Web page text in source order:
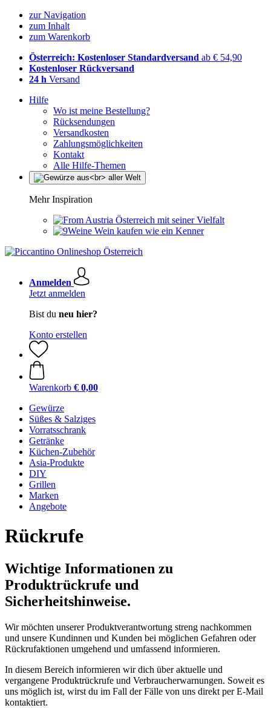
zur Navigation
zum Inhalt
zum Warenkorb
Österreich: Kostenloser Standardversand ab € 54,90
Kostenloser Rückversand
24 h Versand
Hilfe
Wo ist meine Bestellung?
Rücksendungen
Versandkosten
Zahlungsmöglichkeiten
Kontakt
Alle Hilfe-Themen
Mehr Inspiration
Österreich mit seiner Vielfalt
Wein kaufen wie ein Kenner
Anmelden
Jetzt anmelden
Bist du neu hier?
Konto erstellen
Warenkorb € 0,00
Gewürze
Süßes & Salziges
Vorratsschrank
Getränke
Küchen-Zubehör
Asia-Produkte
DIY
Grillen
Marken
Angebote
Rückrufe
Wichtige Informationen zu
Produktrückrufe und
Sicherheitshinweise.
Wir möchten unserer Produktverantwortung streng nachkommen
und unsere Kundinnen und Kunden bei möglichen Gefahren oder
Rückrufaktionen umgehend und umfassend informieren.
In diesem Bereich informieren wir dich über aktuelle und
vergangene Produktrückrufe und Verbraucherwarnungen. Soweit es
uns möglich ist, wirst du im Fall der Fälle von uns direkt per E-Mail
kontaktiert.